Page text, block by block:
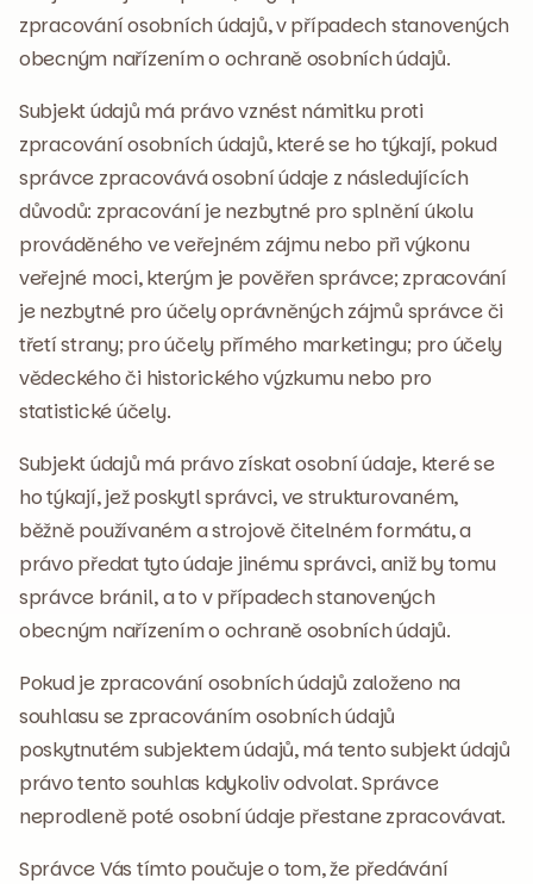
zpracování osobních údajů, v případech stanovených
obecným nařízením o ochraně osobních údajů.
Subjekt údajů má právo vznést námitku proti
zpracování osobních údajů, které se ho týkají, pokud
správce zpracovává osobní údaje z následujících
důvodů: zpracování je nezbytné pro splnění úkolu
prováděného ve veřejném zájmu nebo při výkonu
veřejné moci, kterým je pověřen správce; zpracování
je nezbytné pro účely oprávněných zájmů správce či
třetí strany; pro účely přímého marketingu; pro účely
vědeckého či historického výzkumu nebo pro
statistické účely.
Subjekt údajů má právo získat osobní údaje, které se
ho týkají, jež poskytl správci, ve strukturovaném,
běžně používaném a strojově čitelném formátu, a
právo předat tyto údaje jinému správci, aniž by tomu
správce bránil, a to v případech stanovených
obecným nařízením o ochraně osobních údajů.
Pokud je zpracování osobních údajů založeno na
souhlasu se zpracováním osobních údajů
poskytnutém subjektem údajů, má tento subjekt údajů
právo tento souhlas kdykoliv odvolat. Správce
neprodleně poté osobní údaje přestane zpracovávat.
Správce Vás tímto poučuje o tom, že předávání